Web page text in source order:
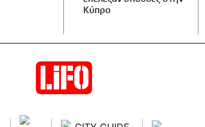
Κύπρο